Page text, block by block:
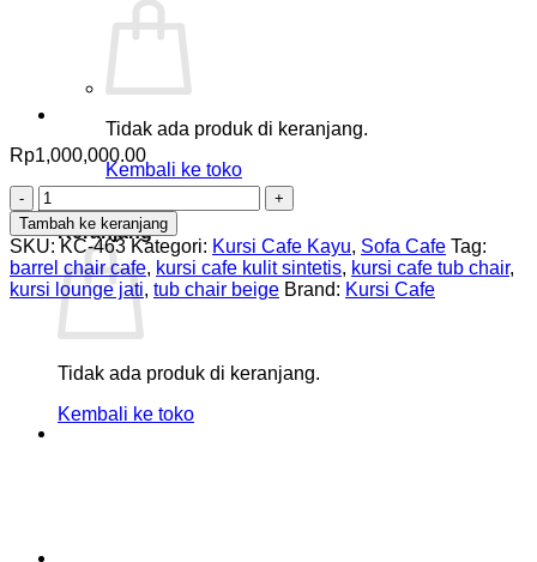
Tidak ada produk di keranjang.
Kembali ke toko
0
Keranjang
Tidak ada produk di keranjang.
Kembali ke toko
Rp1,000,000.00
Kuantitas
Kursi
Cafe
Tub
Chair
Kulit
Beige
Tambah ke keranjang
SKU: KC-463 Kategori: Kursi Cafe Kayu, Sofa Cafe Tag:
barrel chair cafe, kursi cafe kulit sintetis, kursi cafe tub chair,
kursi lounge jati, tub chair beige Brand: Kursi Cafe